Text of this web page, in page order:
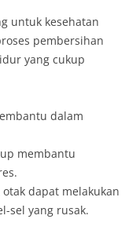
untuk kesehatan
pembersihan
yang cukup
dalam
membantu
dapat melakukan
sel yang rusak.